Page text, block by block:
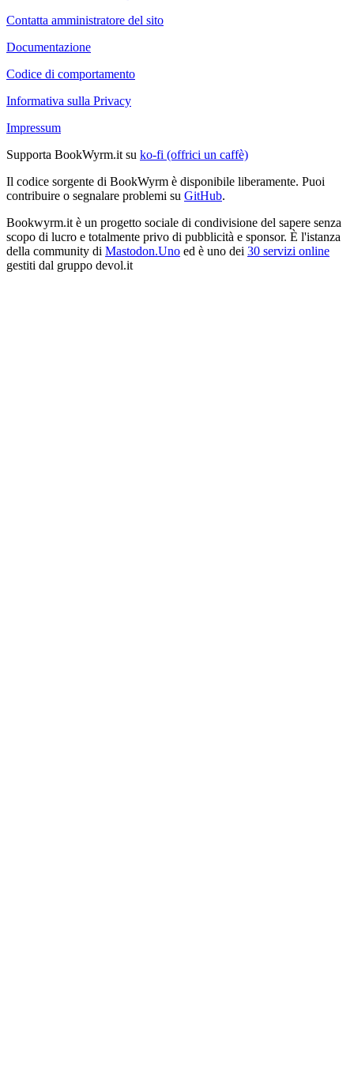
Contatta amministratore del sito
Documentazione
Codice di comportamento
Informativa sulla Privacy
Impressum
Supporta BookWyrm.it su ko-fi (offrici un caffè)
Il codice sorgente di BookWyrm è disponibile liberamente. Puoi
contribuire o segnalare problemi su GitHub.
Bookwyrm.it è un progetto sociale di condivisione del sapere senza
scopo di lucro e totalmente privo di pubblicità e sponsor. È l'istanza
della community di Mastodon.Uno ed è uno dei 30 servizi online
gestiti dal gruppo devol.it